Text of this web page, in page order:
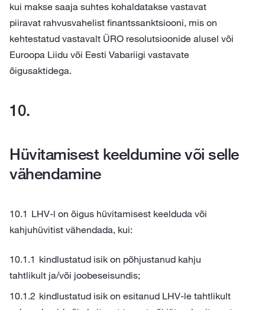
kui makse saaja suhtes kohaldatakse vastavat
piiravat rahvusvahelist finantssanktsiooni, mis on
kehtestatud vastavalt ÜRO resolutsioonide alusel või
Euroopa Liidu või Eesti Vabariigi vastavate
õigusaktidega.
Hüvitamisest keeldumine või selle
vähendamine
LHV-l on õigus hüvitamisest keelduda või
kahjuhüvitist vähendada, kui:
kindlustatud isik on põhjustanud kahju
tahtlikult ja/või joobeseisundis;
kindlustatud isik on esitanud LHV-le tahtlikult